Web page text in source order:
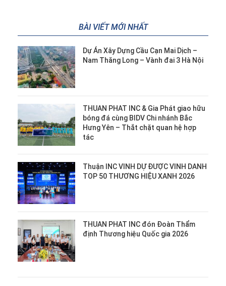
BÀI VIẾT MỚI NHẤT
Dự Án Xây Dựng Cầu Cạn Mai Dịch –
Nam Thăng Long – Vành đai 3 Hà Nội
THUAN PHAT INC & Gia Phát giao hữu
bóng đá cùng BIDV Chi nhánh Bắc
Hưng Yên – Thắt chặt quan hệ hợp
tác
Thuận INC VINH DỰ ĐƯỢC VINH DANH
TOP 50 THƯƠNG HIỆU XANH 2026
THUAN PHAT INC đón Đoàn Thẩm
định Thương hiệu Quốc gia 2026